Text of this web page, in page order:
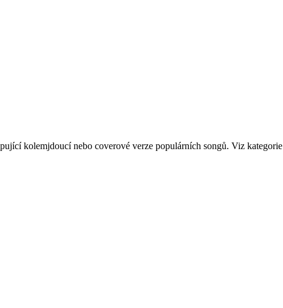
kolemjdoucí nebo coverové verze populárních songů. Viz kategorie